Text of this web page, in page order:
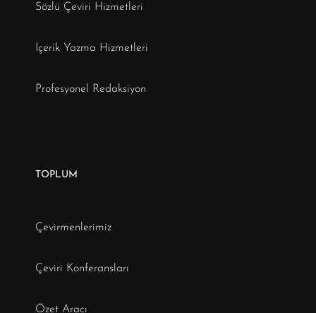
Sözlü Çeviri Hizmetleri
İçerik Yazma Hizmetleri
Profesyonel Redaksiyon
TOPLUM
Çevirmenlerimiz
Çeviri Konferansları
Özet Aracı